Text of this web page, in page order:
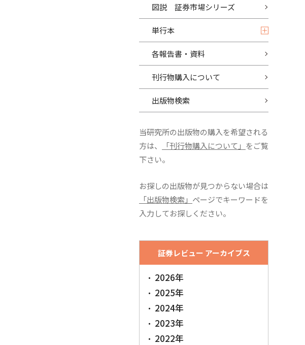
図説 証券市場シリーズ
単行本
各報告書・資料
刊行物購入について
出版物検索
当研究所の出版物の購入を希望される
方は、
「刊行物購入について」 をご覧
下さい。
お探しの出版物が見つからない場合は
「出版物検索」 ページでキーワードを
入力してお探しください。
証券レビュー アーカイブス
2026年
2025年
2024年
2023年
2022年